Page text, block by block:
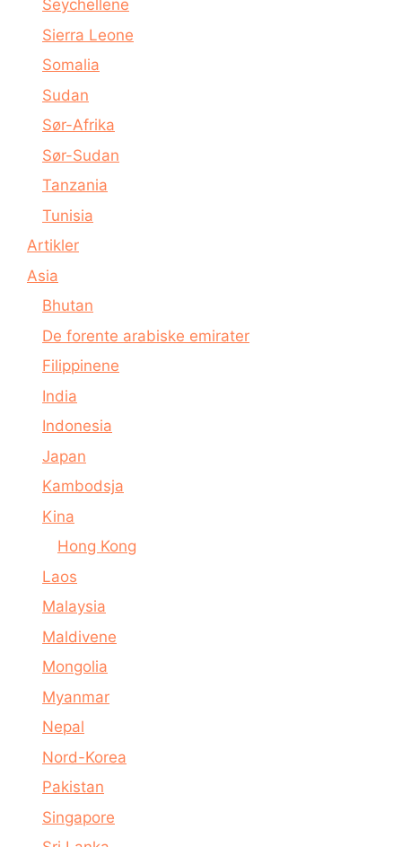
Seychellene
Sierra Leone
Somalia
Sudan
Sør-Afrika
Sør-Sudan
Tanzania
Tunisia
Artikler
Asia
Bhutan
De forente arabiske emirater
Filippinene
India
Indonesia
Japan
Kambodsja
Kina
Hong Kong
Laos
Malaysia
Maldivene
Mongolia
Myanmar
Nepal
Nord-Korea
Pakistan
Singapore